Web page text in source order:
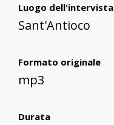
Luogo dell'intervista
Sant'Antioco
Formato originale
mp3
Durata